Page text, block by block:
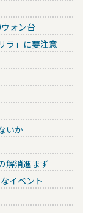
ォン台
ラ」に要注意
いか
解消進まず
イベント